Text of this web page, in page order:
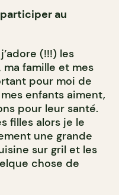
au
(!!!) les
famille et mes
pour moi de
enfants aiment,
pour leur santé.
filles alors je le
une grande
sur gril et les
chose de